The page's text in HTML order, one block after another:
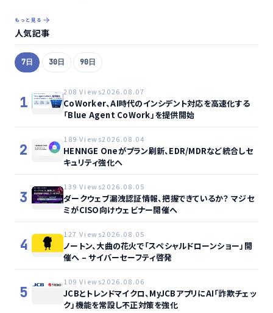
もっと見る
人気記事
7日 30日 90日
1
208 Views2026.08.07
CoWorker、AI時代のインシデント対応を高速化する
「Blue Agent CoWork」を提供開始
2
189 Views2026.08.04
HENNGE Oneがプラン刷新、EDR/MDRなど統合しセ
キュリティ強化へ
3
139 Views2026.08.05
ダークウェブ漏洩認証情報、把握できているか？ マジセ
ミがCISO向けウェビナー開催へ
4
127 Views2026.08.05
ノートン、大曲の花火で「スペシャルドローンショー」開
催へ – サイバーセーフティ啓発
5
109 Views2026.08.06
JCBとトレンドマイクロ、MyJCBアプリにAI「詐欺チェッ
ク」機能を常設し不正対策を強化